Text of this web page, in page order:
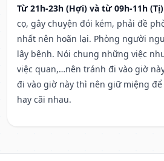
Từ 21h-23h (Hợi) và từ 09h-11h (Tị)
cọ, gây chuyện đói kém, phải đề
nhất nên hoãn lại. Phòng người
lây bệnh. Nói chung những việc
việc quan,…nên tránh đi vào giờ
đi vào giờ này thì nên giữ miệng để
hay cãi nhau.